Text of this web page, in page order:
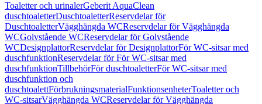
Toaletter och urinalerGeberit AquaClean
duschtoaletterDuschtoaletterReservdelar för
DuschtoaletterVägghängda WCReservdelar för Vägghängda
WCGolvstående WCReservdelar för Golvstående
WCDesignplattorReservdelar för DesignplattorFör WC-sitsar med
duschfunktionReservdelar för För WC-sitsar med
duschfunktionTillbehörFör duschtoaletterFör WC-sitsar med
duschfunktion och
duschtoalettFörbrukningsmaterialFunktionsenheterToaletter och
WC-sitsarVägghängda WCReservdelar för Vägghängda